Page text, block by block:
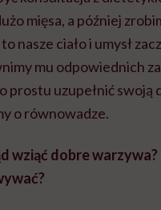
mięsa, a później
nasze ciało i umysł
mu odpowiednich
prostu uzupełnić swoją
o równowadze.
wziąć dobre warzywa?